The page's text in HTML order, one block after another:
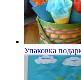
Упаковка